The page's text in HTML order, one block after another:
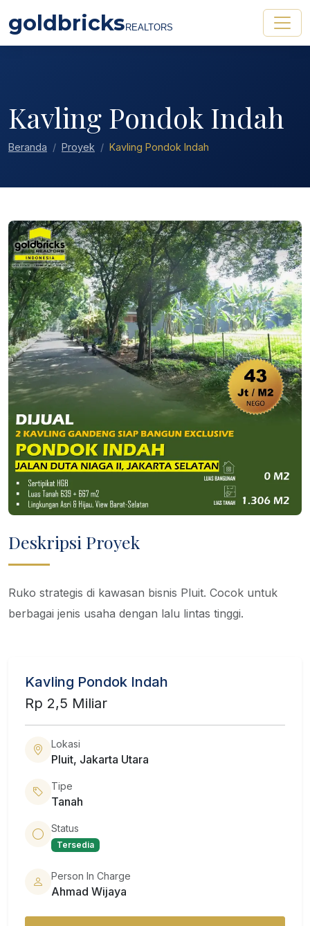
goldbricksREALTORS
Kavling Pondok Indah
Beranda Proyek Kavling Pondok Indah
Deskripsi Proyek
Ruko strategis di kawasan bisnis Pluit. Cocok untuk
berbagai jenis usaha dengan lalu lintas tinggi.
Kavling Pondok Indah
Rp 2,5 Miliar
Lokasi
Pluit, Jakarta Utara
Tipe
Tanah
Status
Tersedia
Person In Charge
Ahmad Wijaya